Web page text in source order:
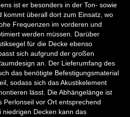
ist er besonders in der Ton- sowie
kommt überall dort zum Einsatz, wo
Frequenzen im vorderen und
werden müssen. Darüber
für die Decke ebenso
sich aufgrund der großen
an. Der Lieferumfang des
das benötigte Befestigungsmaterial
sodass sich das Akustikelement
lässt. Die Abhängelänge ist
Perlonseil vor Ort entsprechend
Decken kann das